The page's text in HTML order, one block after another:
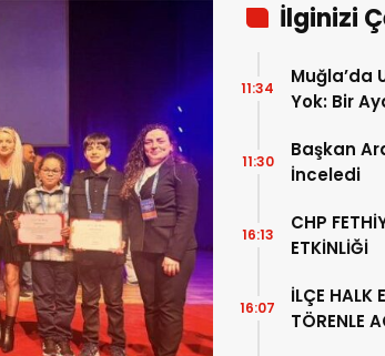
İlginizi
Muğla’da
Yok: Bir
11:34
Başkan
İnceledi
11:30
CHP
ETKİNLİĞİ
16:13
İLÇE HALK
TÖRENLE
16:07